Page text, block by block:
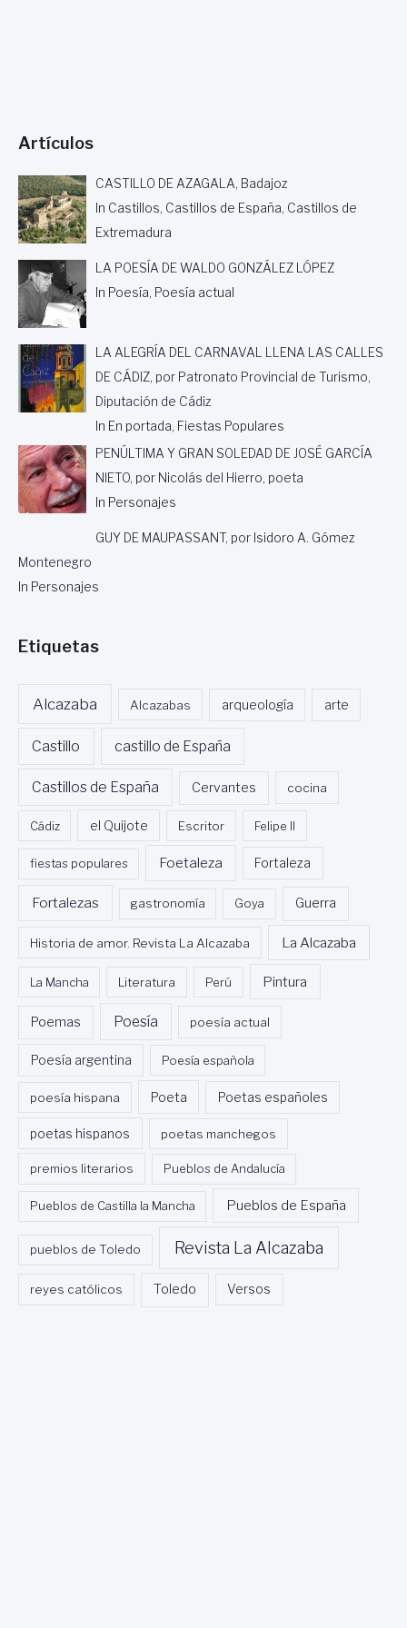
Artículos
CASTILLO DE AZAGALA, Badajoz
In Castillos, Castillos de España, Castillos de
Extremadura
LA POESÍA DE WALDO GONZÁLEZ LÓPEZ
In Poesía, Poesía actual
LA ALEGRÍA DEL CARNAVAL LLENA LAS CALLES
DE CÁDIZ, por Patronato Provincial de Turismo,
Diputación de Cádiz
In En portada, Fiestas Populares
PENÚLTIMA Y GRAN SOLEDAD DE JOSÉ GARCÍA
NIETO, por Nicolás del Hierro, poeta
In Personajes
GUY DE MAUPASSANT, por Isidoro A. Gómez
Montenegro
In Personajes
Etiquetas
Alcazaba Alcazabas arqueología arte
Castillo castillo de España
Castillos de España Cervantes cocina
Cádiz el Quijote Escritor Felipe II
fiestas populares Foetaleza Fortaleza
Fortalezas gastronomía Goya Guerra
Historia de amor. Revista La Alcazaba La Alcazaba
La Mancha Literatura Perú Pintura
Poemas Poesía poesía actual
Poesía argentina Poesía española
poesía hispana Poeta Poetas españoles
poetas hispanos poetas manchegos
premios literarios Pueblos de Andalucía
Pueblos de Castilla la Mancha Pueblos de España
pueblos de Toledo Revista La Alcazaba
reyes católicos Toledo Versos